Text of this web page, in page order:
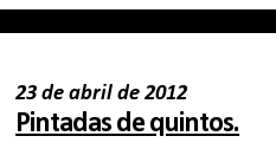
23 de abril de 2012
Pintadas de quintos.